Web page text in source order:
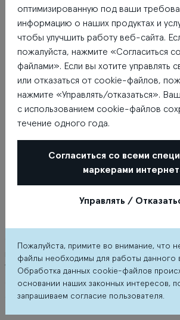
О магазине
крупнейших городах Латвии и Риге.
УВИДЕТЬ – это призыв смотреть на мир
ограничивая себя привычным и
открытым новому опыту и невиданному.
оптимизированную под ваши
информацию о наших продуктах и
чтобы улучшить работу веб-сайта.
пожалуйста, нажмите «Согласиться
файлами». Если вы хотите управлять
или отказаться от cookie-файлов,
нажмите «Управлять/отказаться».
с использованием cookie-файлов
течение одного года.
Согласиться со всеми
маркерами
Управлять /
Пожалуйста, примите во внимание, что
файлы необходимы для работы данного
Обработка данных cookie-файлов
основании наших законных интересов,
запрашиваем согласие пользователя.